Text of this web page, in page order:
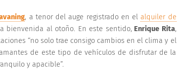
, a tenor del auge registrado en elalquiler de
bienvenida al otoño. En este sentido, Enrique Rita,
“no solo trae consigo cambios en el clima y el
de este tipo de vehículos de disfrutar de la
y apacible”.